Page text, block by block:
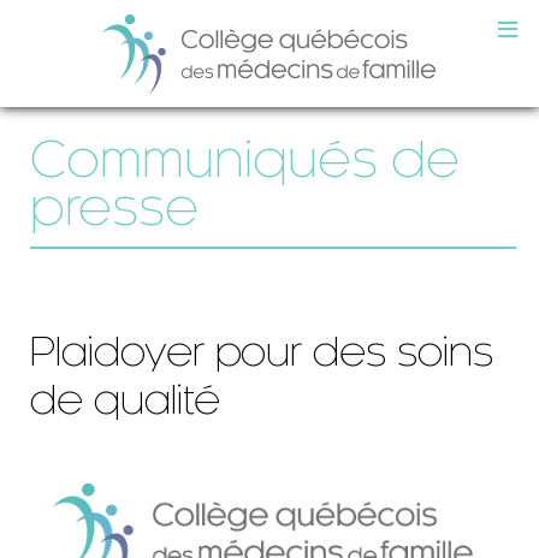
Communiqués de
presse
Plaidoyer pour des soins
de qualité